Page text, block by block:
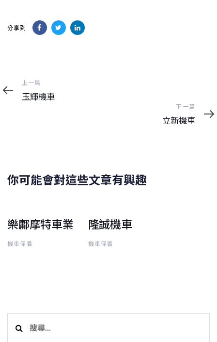
分享到
上
一
篇
上一篇
玉輝機車
一
篇
下一篇
立新機車
你可能會對這些文章有興趣
樂鄘摩特車業
機車保養
隆誠機車
機車保養